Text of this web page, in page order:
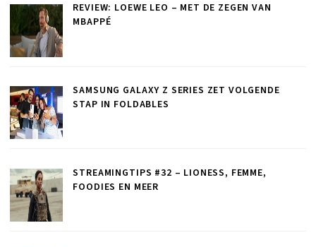
REVIEW: LOEWE LEO – MET DE ZEGEN VAN
MBAPPÉ
SAMSUNG GALAXY Z SERIES ZET VOLGENDE
STAP IN FOLDABLES
STREAMINGTIPS #32 – LIONESS, FEMME,
FOODIES EN MEER